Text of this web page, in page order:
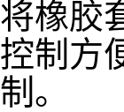
将橡胶
控制方
制。